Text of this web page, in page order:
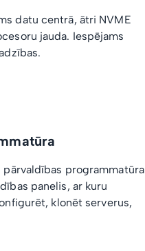
datu centrā, ātri NVME
jauda. Iespējams
pārvaldības programmatūra
panelis, ar kuru
klonēt serverus,